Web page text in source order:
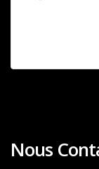
Nous